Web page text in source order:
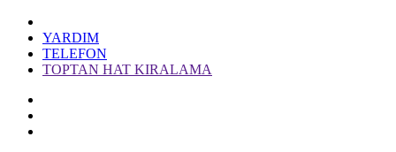
YARDIM
TELEFON
TOPTAN HAT KIRALAMA